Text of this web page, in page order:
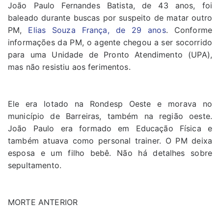
João Paulo Fernandes Batista, de 43 anos, foi
baleado durante buscas por suspeito de matar outro
PM, Elias Souza França, de 29 anos. Conforme
informações da PM, o agente chegou a ser socorrido
para uma Unidade de Pronto Atendimento (UPA),
mas não resistiu aos ferimentos.
Ele era lotado na Rondesp Oeste e morava no
município de Barreiras, também na região oeste.
João Paulo era formado em Educação Física e
também atuava como personal trainer. O PM deixa
esposa e um filho bebê. Não há detalhes sobre
sepultamento.
MORTE ANTERIOR